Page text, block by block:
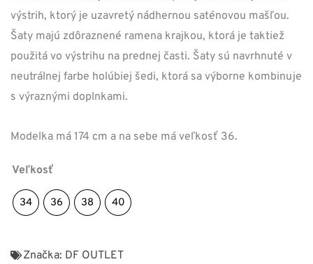
výstrih, ktorý je uzavretý nádhernou saténovou mašľou.
Šaty majú zdôraznené ramena krajkou, ktorá je taktiež
použitá vo výstrihu na prednej časti. Šaty sú navrhnuté v
neutrálnej farbe holúbiej šedi, ktorá sa výborne kombinuje
s výraznými doplnkami.
Modelka má 174 cm a na sebe má veľkosť 36.
Veľkosť
34 36 38 40
Značka: DF OUTLET